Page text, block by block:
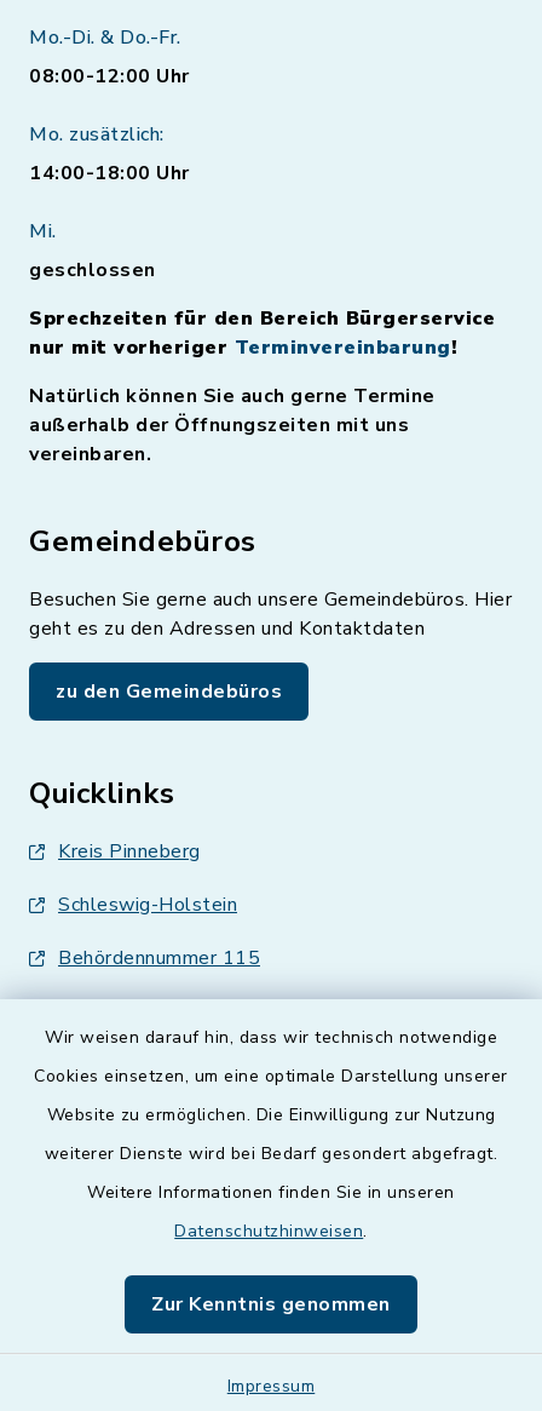
Wir weisen darauf hin, dass wir technisch notwendige
Cookies einsetzen, um eine optimale Darstellung unserer
Website zu ermöglichen. Die Einwilligung zur Nutzung
weiterer Dienste wird bei Bedarf gesondert abgefragt.
Weitere Informationen finden Sie in unseren
Datenschutzhinweisen.
Zur Kenntnis genommen
Impressum
Mo.-Di. & Do.-Fr.
08:00-12:00 Uhr
Mo. zusätzlich:
14:00-18:00 Uhr
Mi.
geschlossen
Sprechzeiten für den Bereich Bürgerservice
nur mit vorheriger Terminvereinbarung!
Natürlich können Sie auch gerne Termine
außerhalb der Öffnungszeiten mit uns
vereinbaren.
Gemeindebüros
Besuchen Sie gerne auch unsere Gemeindebüros. Hier
geht es zu den Adressen und Kontaktdaten
zu den Gemeindebüros
Quicklinks
Kreis Pinneberg
Schleswig-Holstein
Behördennummer 115
Barrierefreiheit
Impressum
Sitemap